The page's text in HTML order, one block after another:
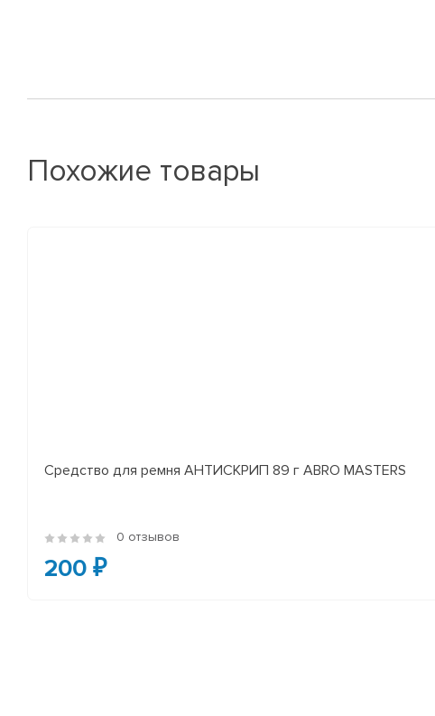
Похожие товары
Средство для ремня АНТИСКРИП 89 г ABRO MASTERS
0 отзывов
200 ₽